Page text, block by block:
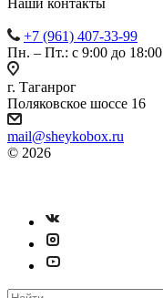
+7 (961) 407-33-99
Пн. – Пт.: с 9:00 до 18:00
г. Таганрог
Поляковское шоссе 16
mail@sheykobox.ru
© 2026